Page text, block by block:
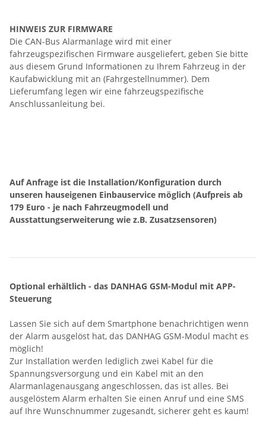
HINWEIS ZUR FIRMWARE
Die CAN-Bus Alarmanlage wird mit einer
fahrzeugspezifischen Firmware ausgeliefert, geben Sie bitte
aus diesem Grund Informationen zu Ihrem Fahrzeug in der
Kaufabwicklung mit an (Fahrgestellnummer). Dem
Lieferumfang legen wir eine fahrzeugspezifische
Anschlussanleitung bei.
Auf Anfrage ist die Installation/Konfiguration durch
unseren hauseigenen Einbauservice möglich (Aufpreis ab
179 Euro - je nach Fahrzeugmodell und
Ausstattungserweiterung wie z.B. Zusatzsensoren)
Optional erhältlich - das DANHAG GSM-Modul mit APP-
Steuerung
Lassen Sie sich auf dem Smartphone benachrichtigen wenn
der Alarm ausgelöst hat, das DANHAG GSM-Modul macht es
möglich!
Zur Installation werden lediglich zwei Kabel für die
Spannungsversorgung und ein Kabel mit an den
Alarmanlagenausgang angeschlossen, das ist alles. Bei
ausgelöstem Alarm erhalten Sie einen Anruf und eine SMS
auf Ihre Wunschnummer zugesandt, sicherer geht es kaum!